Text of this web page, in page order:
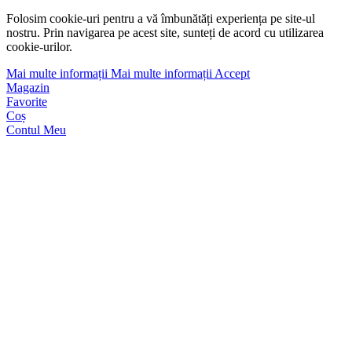
Folosim cookie-uri pentru a vă îmbunătăți experiența pe site-ul
nostru. Prin navigarea pe acest site, sunteți de acord cu utilizarea
cookie-urilor.
Mai multe informații Mai multe informațiiAccept
Magazin
Favorite
Coș
Contul Meu